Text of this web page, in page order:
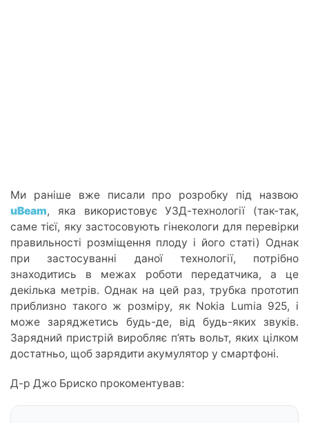
Ми раніше вже писали про розробку під назвою
uBeam, яка використовує УЗД-технології (так-так,
саме тієї, яку застосовують гінекологи для перевірки
правильності розміщення плоду і його статі) Однак
при застосуванні даної технології, потрібно
знаходитись в межах роботи передатчика, а це
декілька метрів. Однак на цей раз, трубка прототип
приблизно такого ж розміру, як Nokia Lumia 925, і
може заряджетись будь-де, від будь-яких звуків.
Зарядний пристрій виробляє п’ять вольт, яких цілком
достатньо, щоб зарядити акумулятор у смартфоні.
Д-р Джо Бриско прокоментував: